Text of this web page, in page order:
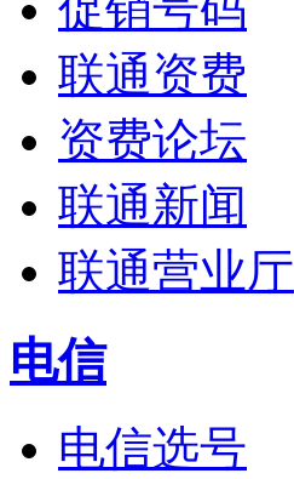
联通资费
资费论坛
联通新闻
联通营业厅
电信
电信选号